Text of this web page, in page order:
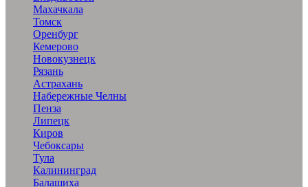
Махачкала
Томск
Оренбург
Кемерово
Новокузнецк
Рязань
Астрахань
Набережные Челны
Пенза
Липецк
Киров
Чебоксары
Тула
Калининград
Балашиха